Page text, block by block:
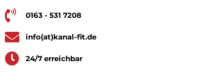
0163 - 531 7208
info(at)kanal-fit.de
24/7 erreichbar